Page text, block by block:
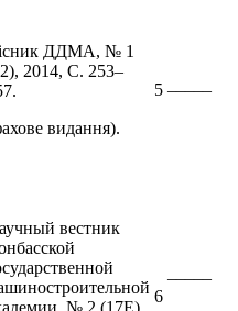
ДДМА, № 1
2014, С. 253–
видання).
5 –––––
вестник
6
–––––